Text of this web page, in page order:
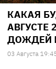
КАКАЯ
АВГУСТЕ
ДОЖДЕЙ
03 Августа